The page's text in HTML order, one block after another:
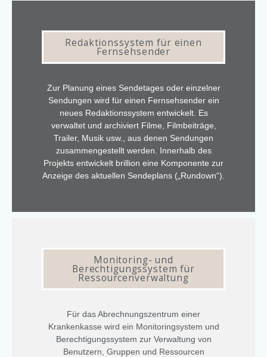
Redaktionssystem für einen
Fernsehsender
Zur Planung eines Sendetages oder einzelner
Sendungen wird für einen Fernsehsender ein
neues Redaktionssystem entwickelt. Es
verwaltet und archiviert Filme, Filmbeiträge,
Trailer, Musik usw., aus denen Sendungen
zusammengestellt werden. Innerhalb des
Projekts entwickelt brillion eine Komponente zur
Anzeige des aktuellen Sendeplans („Rundown“).
Monitoring- und
Berechtigungssystem für
Ressourcenverwaltung
Für das Abrechnungszentrum einer
Krankenkasse wird ein Monitoringsystem und
Berechtigungssystem zur Verwaltung von
Benutzern, Gruppen und Ressourcen